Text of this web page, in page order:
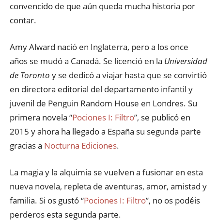
convencido de que aún queda mucha historia por
contar.
Amy Alward nació en Inglaterra, pero a los once
años se mudó a Canadá. Se licenció en la Universidad
de Toronto y se dedicó a viajar hasta que se convirtió
en directora editorial del departamento infantil y
juvenil de Penguin Random House en Londres. Su
primera novela “Pociones I: Filtro”, se publicó en
2015 y ahora ha llegado a España su segunda parte
gracias a Nocturna Ediciones.
La magia y la alquimia se vuelven a fusionar en esta
nueva novela, repleta de aventuras, amor, amistad y
familia. Si os gustó “Pociones I: Filtro”, no os podéis
perderos esta segunda parte.